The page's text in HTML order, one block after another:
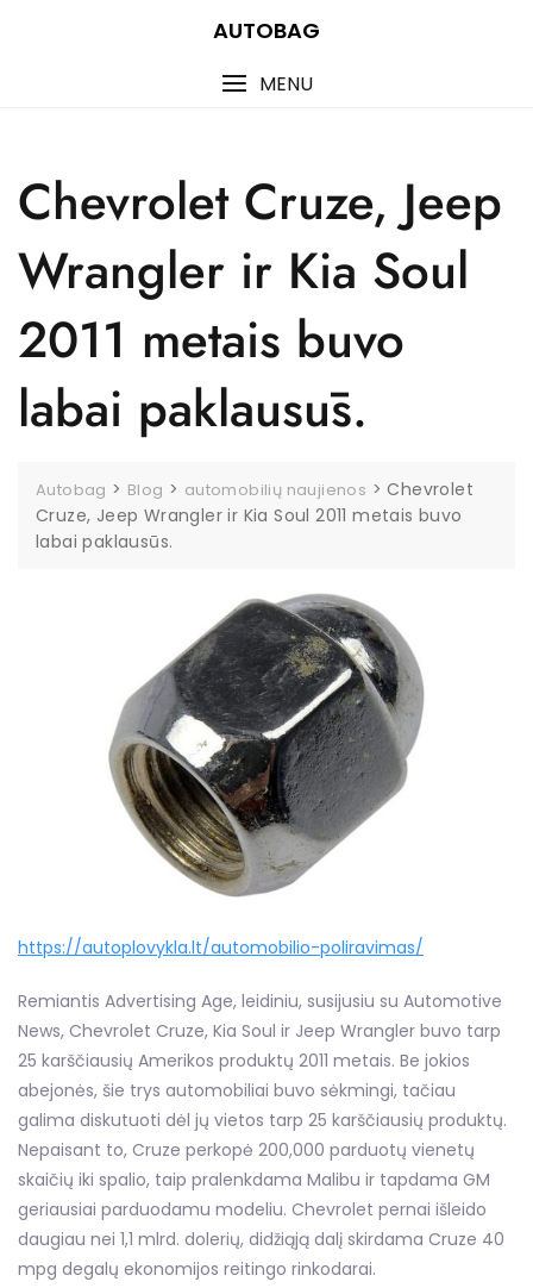
AUTOBAG
MENU
Chevrolet Cruze, Jeep
Wrangler ir Kia Soul
2011 metais buvo
labai paklausūs.
Autobag > Blog > automobilių naujienos >Chevrolet
Cruze, Jeep Wrangler ir Kia Soul 2011 metais buvo
labai paklausūs.
https://autoplovykla.lt/automobilio-poliravimas/
Remiantis Advertising Age, leidiniu, susijusiu su Automotive
News, Chevrolet Cruze, Kia Soul ir Jeep Wrangler buvo tarp
25 karščiausių Amerikos produktų 2011 metais. Be jokios
abejonės, šie trys automobiliai buvo sėkmingi, tačiau
galima diskutuoti dėl jų vietos tarp 25 karščiausių produktų.
Nepaisant to, Cruze perkopė 200,000 parduotų vienetų
skaičių iki spalio, taip pralenkdama Malibu ir tapdama GM
geriausiai parduodamu modeliu. Chevrolet pernai išleido
daugiau nei 1,1 mlrd. dolerių, didžiąją dalį skirdama Cruze 40
mpg degalų ekonomijos reitingo rinkodarai.